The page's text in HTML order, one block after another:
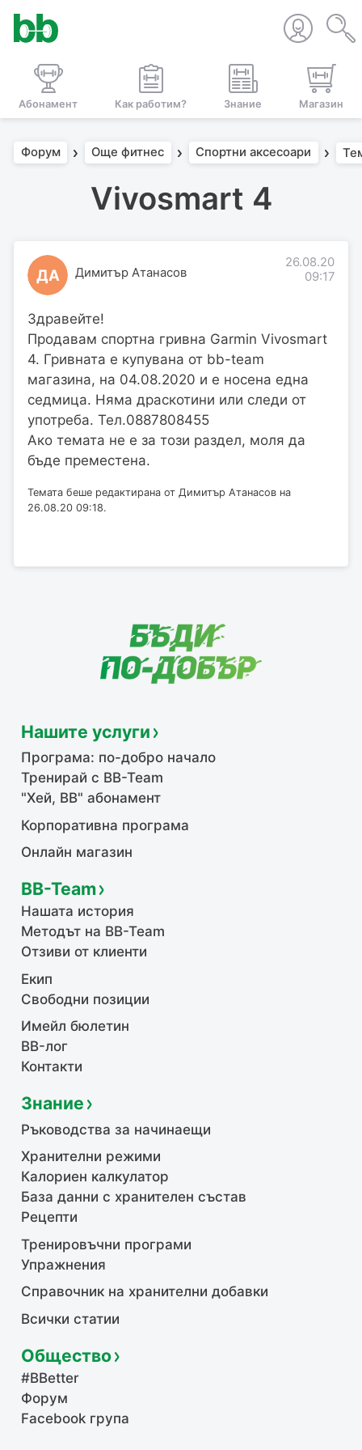
Абонамент Как работим? Знание Магазин
Форум Още фитнес Спортни аксесоари
Vivosmart 4
ДА Димитър Атанасов
26.08.20
09:17
Здравейте!
Продавам спортна гривна Garmin Vivosmart
4. Гривната е купувана от bb-team
магазина, на 04.08.2020 и е носена една
седмица. Няма драскотини или следи от
употреба. Тел.0887808455
Ако темата не е за този раздел, моля да
бъде преместена.
Темата беше редактирана от Димитър Атанасов на
26.08.20 09:18.
Нашите услуги
Програма: по-добро начало
Тренирай с BB-Team
"Хей, ВВ" абонамент
Корпоративна програма
Онлайн магазин
BB-Team
Нашата история
Методът на BB-Team
Отзиви от клиенти
Екип
Свободни позиции
Имейл бюлетин
BB-лог
Контакти
Знание
Ръководства за начинаещи
Хранителни режими
Калориен калкулатор
База данни с хранителен състав
Рецепти
Тренировъчни програми
Упражнения
Справочник на хранителни добавки
Всички статии
Общество
#BBetter
Форум
Facebook група